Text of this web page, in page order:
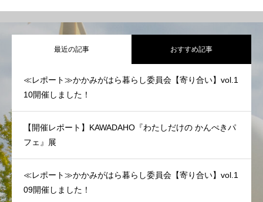
中）
最近の記事 おすすめ記事
≪レポート≫かかみがはら暮らし委員会【寄り合い】vol.1
10開催しました！
【開催レポート】KAWADAHO『わたしだけの かんぺきパ
フェ』展
≪レポート≫かかみがはら暮らし委員会【寄り合い】vol.1
09開催しました！